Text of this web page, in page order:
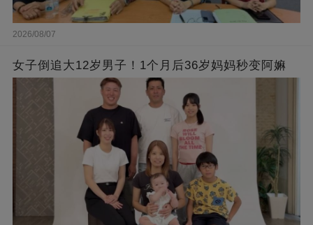
2026/08/07
女子倒追大12岁男子！1个月后36岁妈妈秒变阿嫲